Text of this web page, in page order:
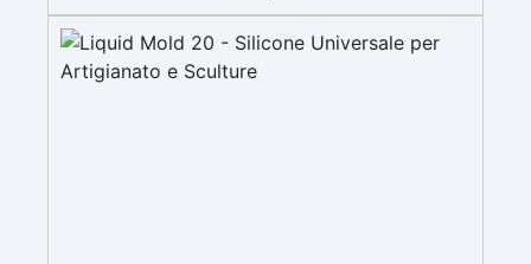
Atossica e sicura: Formulazione inodore,
atossica e facile da maneggiare senza guanti o
mascherina. Alta resistenza e durabilità: